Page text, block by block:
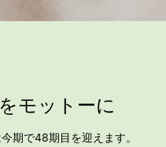
モットーに
期で48期目を迎えます。